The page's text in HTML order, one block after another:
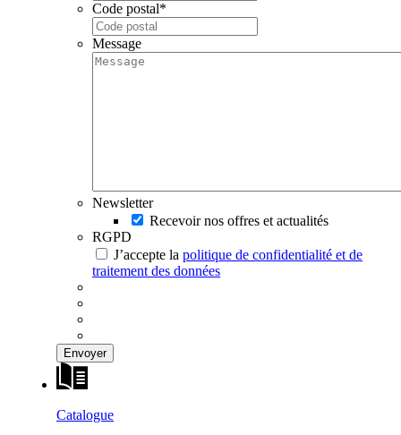
Code postal*
Message
Newsletter
Recevoir nos offres et actualités
RGPD
J’accepte la politique de confidentialité et de
traitement des données
Catalogue